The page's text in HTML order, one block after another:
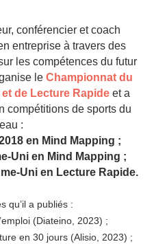
conférencier et coach
entreprise à travers des
les compétences du futur
le Championnat du
de Lecture Rapide et a
compétitions de sports du
:
en Mind Mapping ;
Uni en Mind Mapping ;
Uni en Lecture Rapide.
qu’il a publiés :
(Diateino, 2023) ;
en 30 jours (Alisio, 2023) ;